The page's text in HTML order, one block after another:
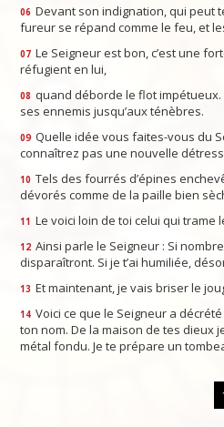
06 Devant son indignation, qui peut
fureur se répand comme le feu, et
07 Le Seigneur est bon, c’est une
réfugient en lui,
08 quand déborde le flot
ses ennemis jusqu’aux ténèbres.
09 Quelle idée vous faites-vous du
connaîtrez pas une nouvelle
10 Tels des fourrés d’épines
dévorés comme de la paille bien
11 Le voici loin de toi celui qui trame
12 Ainsi parle le Seigneur : Si
disparaîtront. Si je t’ai humiliée,
13 Et maintenant, je vais briser le
14 Voici ce que le Seigneur a
ton nom. De la maison de tes dieux
métal fondu. Je te prépare un